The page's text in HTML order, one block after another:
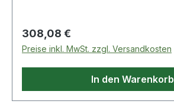
Regulärer Preis:
308,08 €
Preise inkl. MwSt. zzgl. Versandkosten
In den Warenkorb